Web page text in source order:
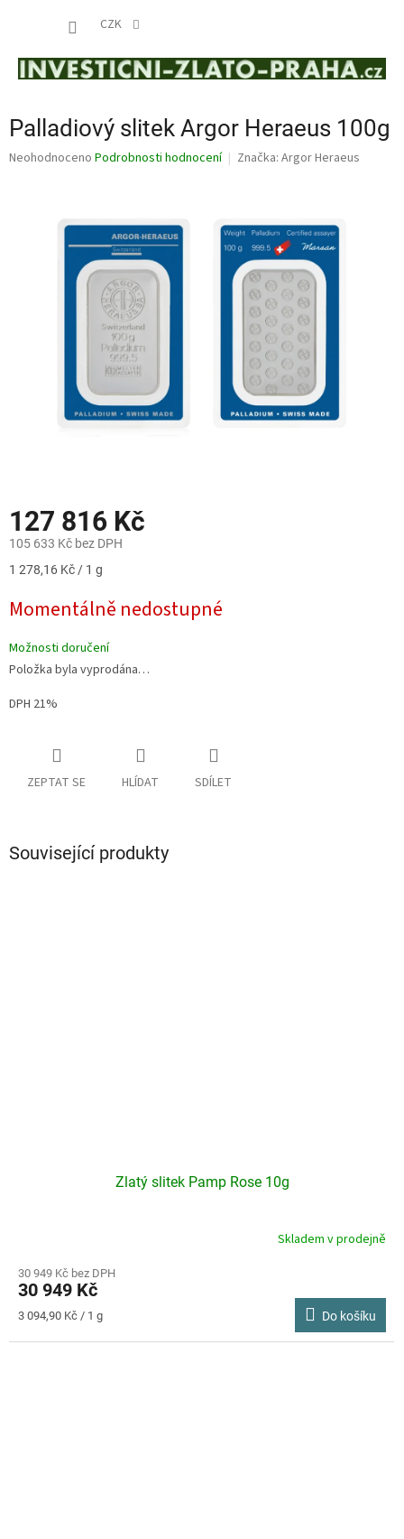
CZK
Palladiový slitek Argor Heraeus 100g
Průměrné
Neohodnoceno Podrobnosti hodnocení Značka: Argor Heraeus
127 816 Kč
105 633 Kč bez DPH
Měrná
1 278,16 Kč / 1 g
Momentálně nedostupné
Možnosti doručení
Položka byla vyprodána…
DPH 21%
ZEPTAT SE HLÍDAT SDÍLET
Související produkty
Zlatý slitek Pamp Rose 10g
Skladem v prodejně
30 949 Kč bez DPH
30 949 Kč
Měrná
3 094,90 Kč / 1 g Do košíku